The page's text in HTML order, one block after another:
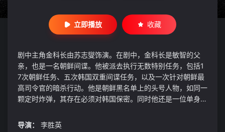
立即播放 收藏
剧中主角金科长由苏志燮饰演。在剧中，金科长是敏智的父
亲，也是一名朝鲜间谍。他被派去执行无数特别任务，包括1
7次朝鲜任务、五次韩国双重间谍任务，以及一次针对朝鲜最
高司令官的暗杀行动。他是朝鲜黑名单上的头号人物，如同一
颗定时炸弹，其存在必须对韩国保密。同时他还是一位单身父
作，过着平凡的生活。
导演：
李胜英